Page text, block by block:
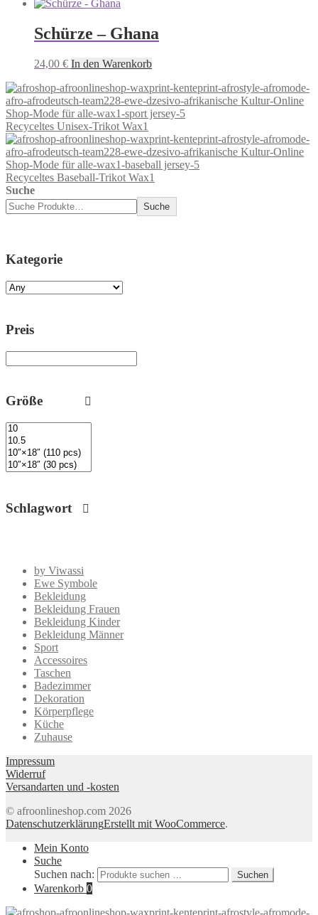
Schürze – Ghana
24,00 € In den Warenkorb
Recyceltes Unisex-Trikot Wax1
Recyceltes Baseball-Trikot Wax1
Suche
Suche
Kategorie
Preis
Größe
Schlagwort
by Viwassi
Ewe Symbole
Bekleidung
Bekleidung Frauen
Bekleidung Kinder
Bekleidung Männer
Sport
Accessoires
Taschen
Badezimmer
Dekoration
Körperpflege
Küche
Zuhause
Impressum
Widerruf
Versandarten und -kosten
© afroonlineshop.com 2026
DatenschutzerklärungErstellt mit WooCommerce.
Mein Konto
Suche
Suchen nach:
Suchen
Warenkorb 0